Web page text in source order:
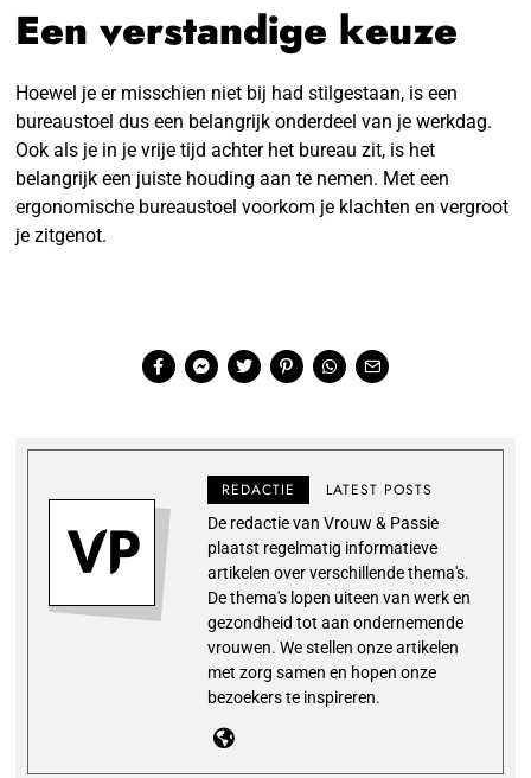
Een verstandige keuze
Hoewel je er misschien niet bij had stilgestaan, is een
bureaustoel dus een belangrijk onderdeel van je werkdag.
Ook als je in je vrije tijd achter het bureau zit, is het
belangrijk een juiste houding aan te nemen. Met een
ergonomische bureaustoel voorkom je klachten en vergroot
je zitgenot.
REDACTIE LATEST POSTS
De redactie van Vrouw & Passie
plaatst regelmatig informatieve
artikelen over verschillende thema's.
De thema's lopen uiteen van werk en
gezondheid tot aan ondernemende
vrouwen. We stellen onze artikelen
met zorg samen en hopen onze
bezoekers te inspireren.